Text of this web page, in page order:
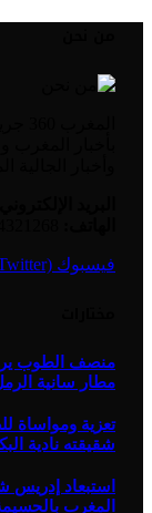
فيسبوك
منصف الطوب
مطار سانية
تعزية ومواساة
شقيقته نادية
استبعاد
المغرب